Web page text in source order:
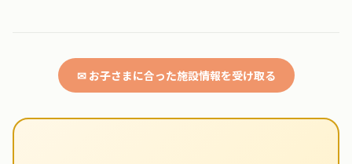
✉ お子さまに合った施設情報を受け取る